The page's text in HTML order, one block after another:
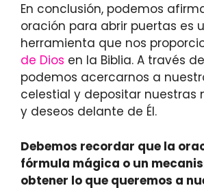
En conclusión, podemos
oración para abrir puertas es
herramienta que nos
de Dios en la Biblia. A través
podemos acercarnos a
celestial y depositar nuestras
y deseos delante de Él.
Debemos recordar que la
fórmula mágica o un
obtener lo que queremos a